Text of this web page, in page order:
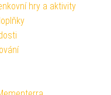
hry a aktivity